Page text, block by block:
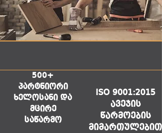
500+
პარტნიორი
ხელოსანი და
მცირე
საწარმო
ISO 9001:2015
ავეჯის
წარმოების
მიმართულებით